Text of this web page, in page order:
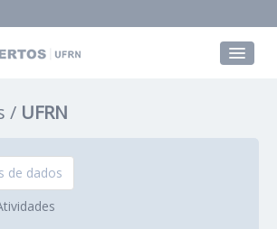
UFRN
de dados